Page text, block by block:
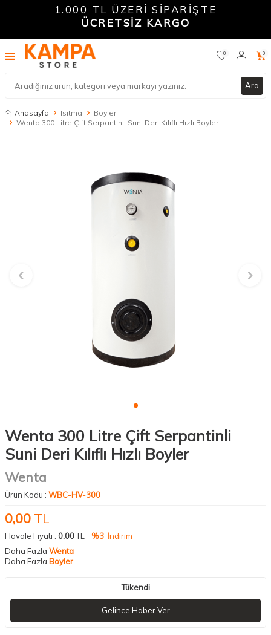
1.000 TL ÜZERİ SİPARİŞTE
ÜCRETSİZ KARGO
Ara
0 0
Anasayfa Isıtma
Boyler
Wenta 300 Litre Çift Serpantinli Suni Deri Kılıflı Hızlı Boyler
Wenta 300 Litre Çift Serpantinli
Suni Deri Kılıflı Hızlı Boyler
Wenta
Ürün Kodu : WBC-HV-300
0,00 TL
Havale Fiyatı : 0,00TL %3 İndirim
Daha Fazla Wenta
Daha Fazla Boyler
Tükendi
Gelince Haber Ver